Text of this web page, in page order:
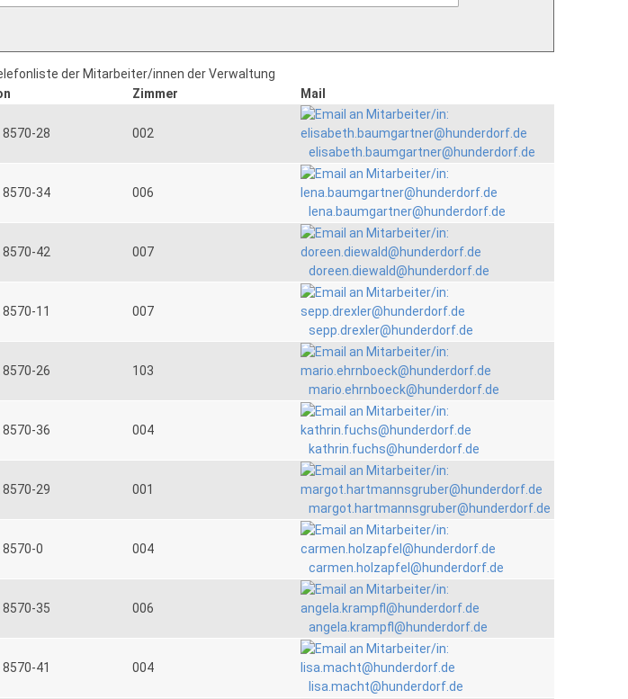
der Mitarbeiter/innen der Verwaltung
Zimmer Mail
28
002
elisabeth.baumgartner@hunderdorf.de
8570-34
006
lena.baumgartner@hunderdorf.de
42
007
doreen.diewald@hunderdorf.de
11
007
sepp.drexler@hunderdorf.de
26
103
mario.ehrnboeck@hunderdorf.de
36
004
kathrin.fuchs@hunderdorf.de
29
001
margot.hartmannsgruber@hunderdorf.de
0
004
carmen.holzapfel@hunderdorf.de
35
006
angela.krampfl@hunderdorf.de
41
004
lisa.macht@hunderdorf.de